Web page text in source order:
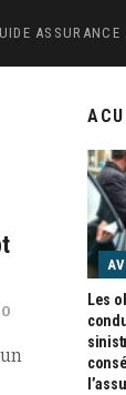
ASSURANCE
0
Les